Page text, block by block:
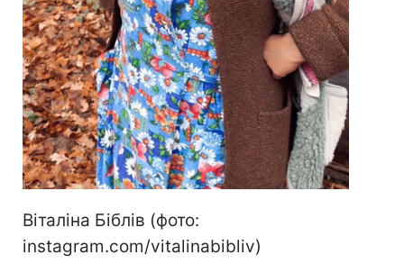
Віталіна Біблів (фото:
instagram.com/vitalinabibliv)